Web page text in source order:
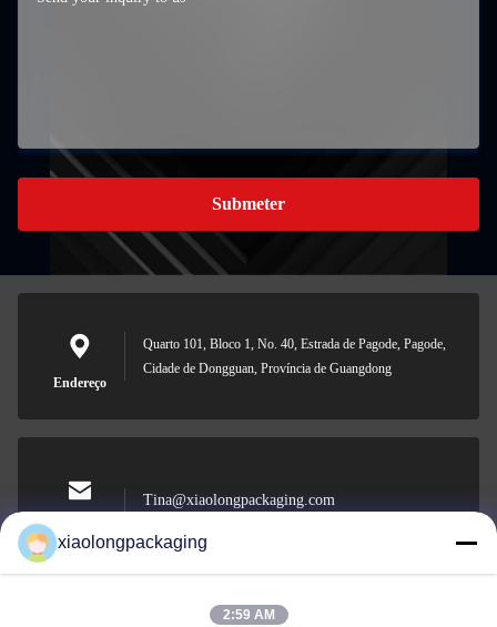
Submeter
Endereço
Quarto 101, Bloco 1, No. 40, Estrada de Pagode, Pagode,
Cidade de Dongguan, Província de Guangdong
Tina@xiaolongpackaging.com
xiaolongpackaging
2:59 AM